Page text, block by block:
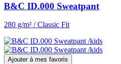
B&C ID.000 Sweatpant
280 g/m² / Classic Fit
Ajouter à mes favoris